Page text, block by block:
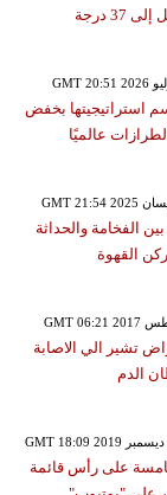
درجة
استراتيجيتها بخفض
عالميًا
الفخامة والحداثة
القهوة
تشير الي الاصابة
الدم
على رأس قائمة